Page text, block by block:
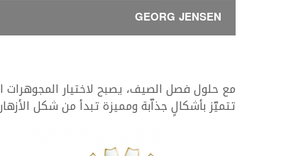
GEORG JENSEN
مع حلول فصل الصيف، يصبح لاختيار
تتميّز بأشكالٍ جذاّبة ومميزة تبدأ من شكل